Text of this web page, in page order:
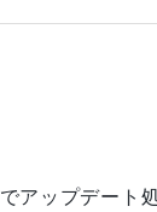
アップデート